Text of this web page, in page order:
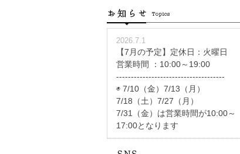
2026.7.1
【7月の予定】定休日：火曜日
営業時間 ：10:00～19:00
-------------------------------------
◉ 7/10（金）7/13（月）
7/18（土）7/27（月）
7/31（金）は営業時間が10:00～
17:00となります